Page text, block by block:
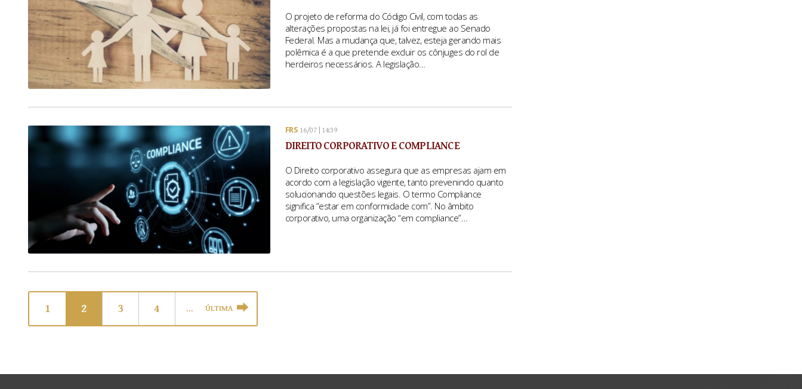
O projeto de reforma do Código Civil, com todas as
alterações propostas na lei, já foi entregue ao Senado
Federal. Mas a mudança que, talvez, esteja gerando mais
polêmica é a que pretende excluir os cônjuges do rol de
herdeiros necessários. A legislação…
FRS 16/07 | 14:39
DIREITO CORPORATIVO E COMPLIANCE
O Direito corporativo assegura que as empresas ajam em
acordo com a legislação vigente, tanto prevenindo quanto
solucionando questões legais. O termo Compliance
significa “estar em conformidade com”. No âmbito
corporativo, uma organização “em compliance”…
1 2 3 4 ÚLTIMA